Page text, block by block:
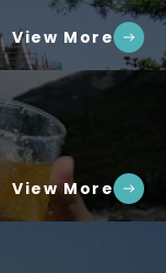
View More
View More